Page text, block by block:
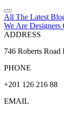
All The Latest
We Are Designers
ADDRESS
746 Roberts
PHONE
+201 126 216 88
EMAIL